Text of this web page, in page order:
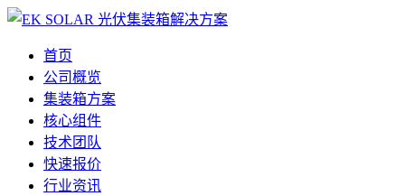
首页
公司概览
集装箱方案
核心组件
技术团队
快速报价
行业资讯